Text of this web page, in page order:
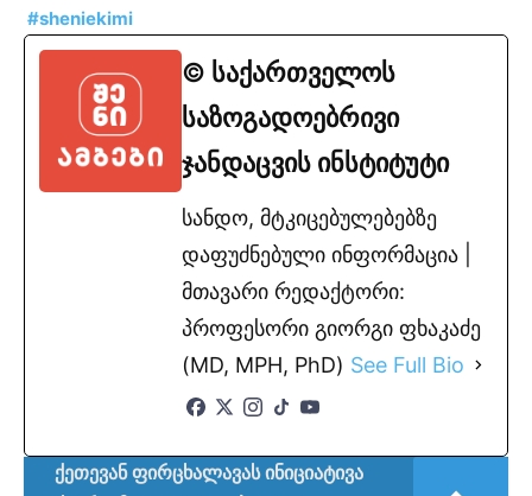
#sheniekimi
© საქართველოს
საზოგადოებრივი
ჯანდაცვის ინსტიტუტი
სანდო, მტკიცებულებებზე
დაფუძნებული ინფორმაცია |
მთავარი რედაქტორი:
პროფესორი გიორგი ფხაკაძე
(MD, MPH, PhD) See Full Bio
ქეთევან ფირცხალავას ინიციატივა